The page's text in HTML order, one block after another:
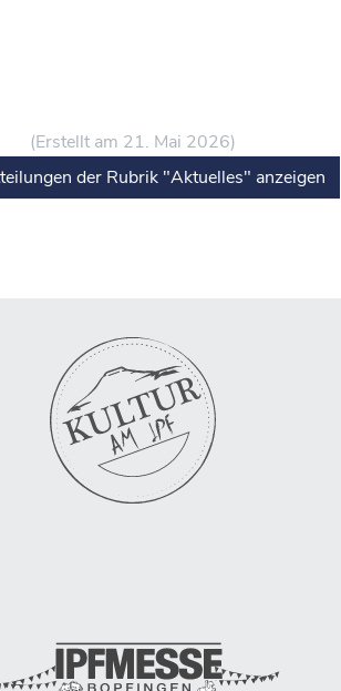
(Erstellt am 21. Mai 2026)
der Rubrik "Aktuelles" anzeigen